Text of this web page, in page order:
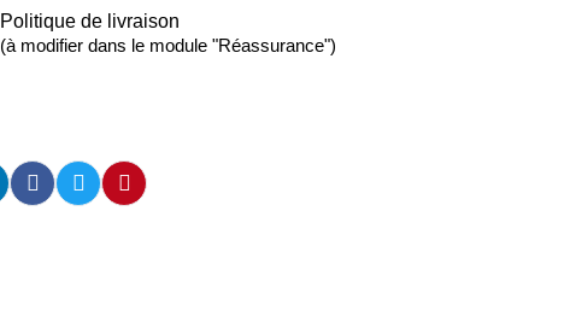
Politique de livraison
(à modifier dans le module "Réassurance")